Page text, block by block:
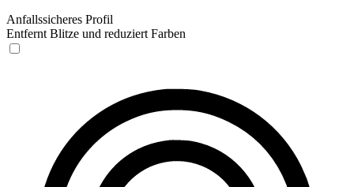
Anfallssicheres Profil
Entfernt Blitze und reduziert Farben